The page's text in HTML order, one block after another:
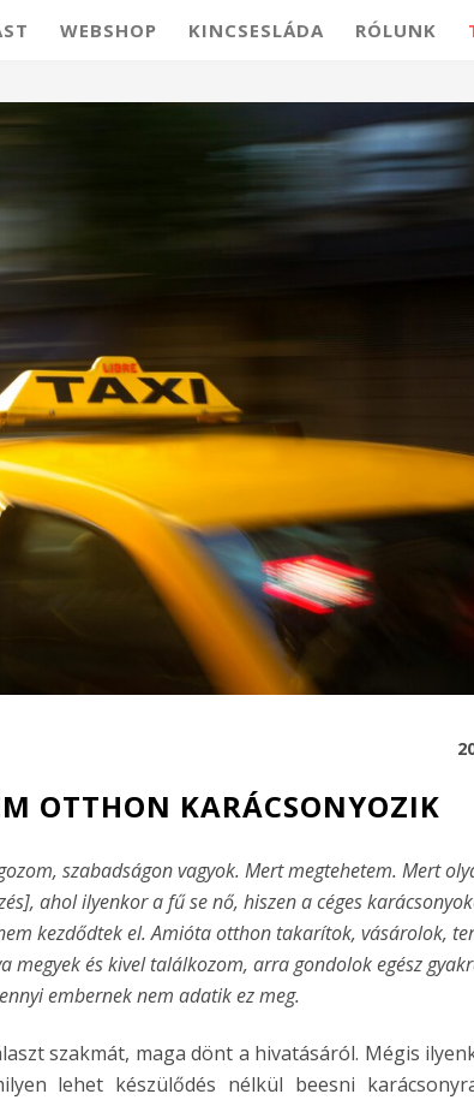
WEBSHOP KINCSESLÁDA RÓLUNK
OTTHON KARÁCSONYOZIK
szabadságon vagyok. Mert megtehetem. Mert
ahol ilyenkor a fű se nő, hiszen a céges
kezdődtek el. Amióta otthon takarítok, vásárolok,
megyek és kivel találkozom, arra gondolok egész
embernek nem adatik ez meg.
szakmát, maga dönt a hivatásáról. Mégis
lehet készülődés nélkül beesni